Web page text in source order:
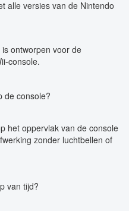
alle versies van de Nintendo
ontworpen voor de
console.
de console?
het oppervlak van de console
zonder luchtbellen of
van tijd?